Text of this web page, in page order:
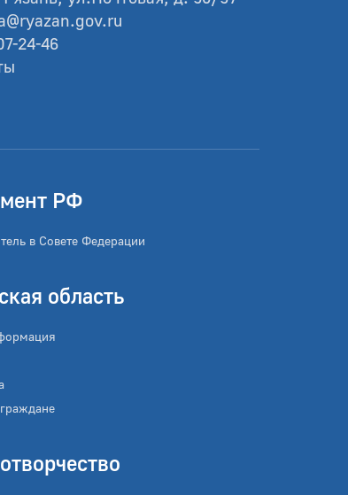
24-46
РФ
в Совете Федерации
область